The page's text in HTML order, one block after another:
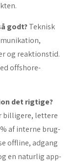
godt?Teknisk
og reaktionstid.
offshore-
det rigtige?
billigere, lettere
af interne brug-
offline, adgang
en naturlig app-